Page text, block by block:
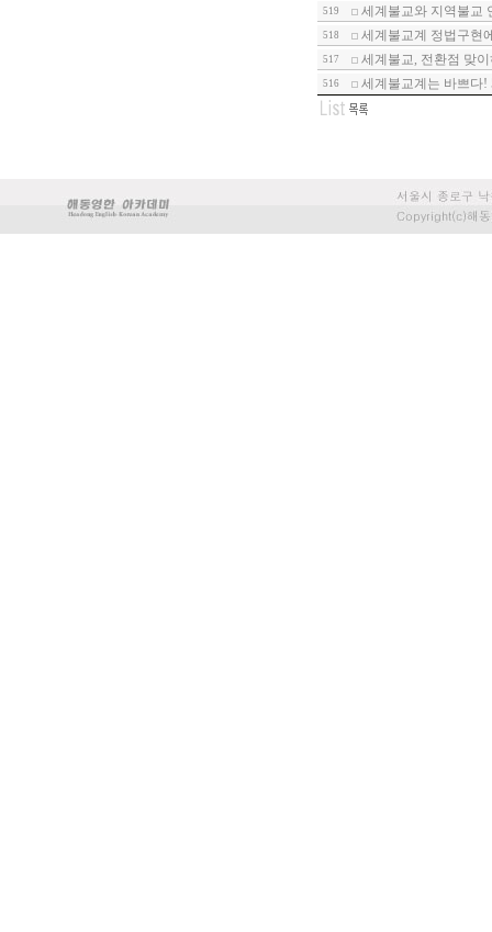
519 세계불교와 지역불교
518 세계불교계 정법구현
517 세계불교, 전환점 맞이
516 세계불교계는 바쁘다!